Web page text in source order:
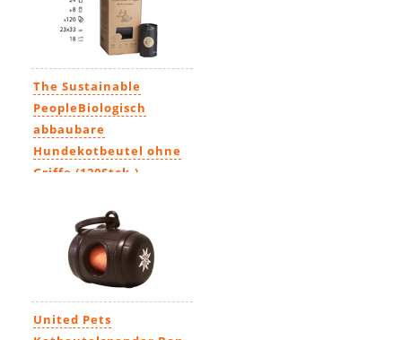
The Sustainable
PeopleBiologisch
abbaubare
Hundekotbeutel ohne
Griffe (120Stck.)
United Pets